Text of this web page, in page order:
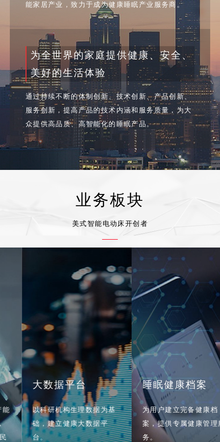
能家居产业，致力于成为健康睡眠产业服务商。
为全世界的家庭提供健康、安全、
美好的生活体验
通过持续不断的体制创新、技术创新、产品创新、
服务创新，提高产品的技术内涵和服务质量，为大
众提供高品质、高智能化的睡眠产品。
业务板块
美式智能电动床开创者
大数据平台
以科研机构生理数据为基
础，建立健康大数据平
台。
睡眠健康档案
为用户建立完备健康档
案，提供专属健康管理服
务。